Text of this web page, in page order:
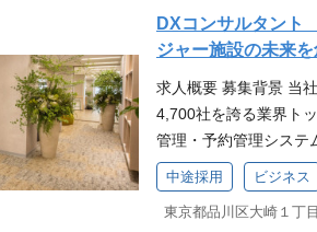
ないデータドリブンな
動を詳細に分析し、施
につながる具体的な施
ンド・サンリオピュー
世紀美術館・ひらかた
美ら海水族館・東京タ
ス 他 応募要件 必須要
バリューへの強い共
アソビューが持つ「
合わせて会員数1,800
せ、その地域に真に求
す。この独自のデータ
ットに合わせた効果的
磨かれます。 応募条
ェクトマネージャー経
からプロジェクトの
き出した課題を元に、
型）など、これまでに
くゆくは、それを他社
当社の新事業として
ポジションの魅力 「
誰もが知る大手テー
業の経営層と直接対峙
ントの「経営中枢」
ポジションの魅力 非
いて、経営陣に近い
る、大きなやりがいを
セットの獲得できる：
営管理体制の構築に挑
といった専門性の高
ションでは、レジャ
戦略立案と実行をリ
の徹底的な分析によ
事業者と連携した新商
実施。 販売促進プロ
定。 データ分析を活
1,800万人のユーザー
る： 1,800万人のユー
深く入り込むことが
DXコンサルタント
ジャー施設の未来
求人概要 募集背景 当
4,700社を誇る業界ト
管理・予約管理システ
ョンを駆使した様々な
ります。 新戦略「ア
ー施設の「未来の情
中途採用 ビジネス